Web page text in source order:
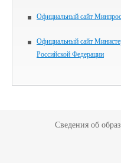
Официальный сайт
Официальный сайт
Российской Федерации
Сведения об